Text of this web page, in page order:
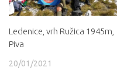
Ledenice, vrh Ružica 1945m,
Piva
20/01/2021